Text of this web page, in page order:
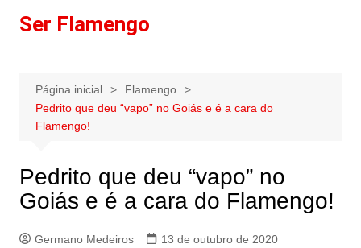
paraSer Flamengo
Página inicial
Flamengo
Pedrito que deu “vapo” no Goiás e é a cara do
Flamengo!
Pedrito que deu “vapo” no
Goiás e é a cara do Flamengo!
Germano Medeiros
13 de outubro de 2020